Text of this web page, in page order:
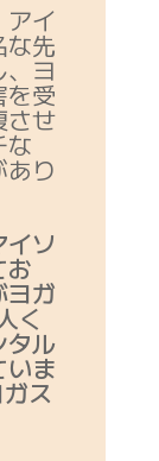
アイ
な先
ヨ
を受
させ
な
り
ソ
お
ヨガ
く
タル
いま
ス